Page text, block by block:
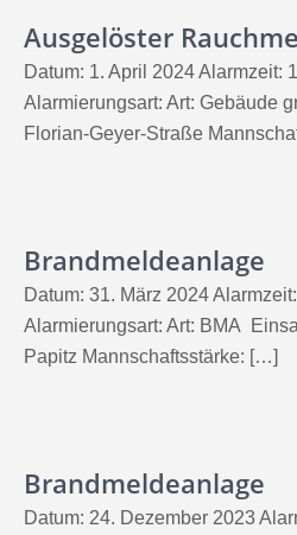
Ausgelöster
Datum: 1. April 2024 Alarmzeit:
Alarmierungsart: Art: Gebäude
Florian-Geyer-Straße
Brandmeldeanlage
Datum: 31. März 2024
Alarmierungsart: Art: BMA
Papitz Mannschaftsstärke: […]
Brandmeldeanlage
Datum: 24. Dezember 2023